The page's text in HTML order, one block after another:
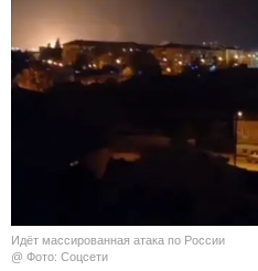
ШОУ-
Идёт массированная атака по России
@ Фото: Соцсети